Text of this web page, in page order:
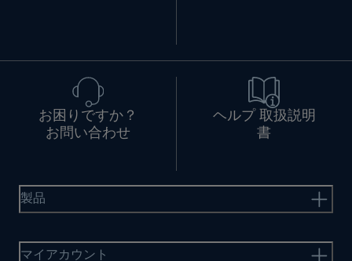
お困りですか？
お問い合わせ
ヘルプ 取扱説明
書
製品
マイアカウント